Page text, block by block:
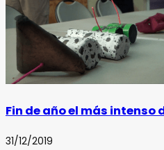
Fin de año el más intenso
31/12/2019